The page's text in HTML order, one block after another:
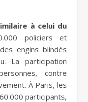
à celui du
policiers et
engins blindés
La participation
contre
À Paris, les
participants,